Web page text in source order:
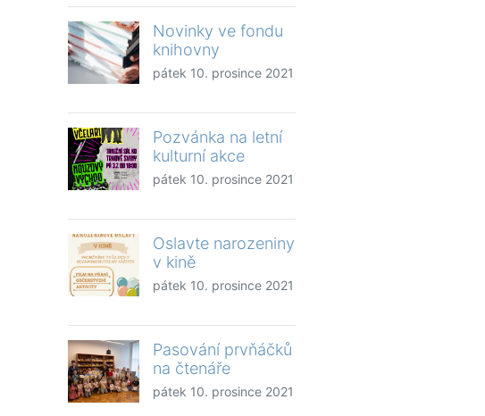
Novinky ve fondu
knihovny
pátek 10. prosince 2021
Pozvánka na letní
kulturní akce
pátek 10. prosince 2021
Oslavte narozeniny
v kině
pátek 10. prosince 2021
Pasování prvňáčků
na čtenáře
pátek 10. prosince 2021